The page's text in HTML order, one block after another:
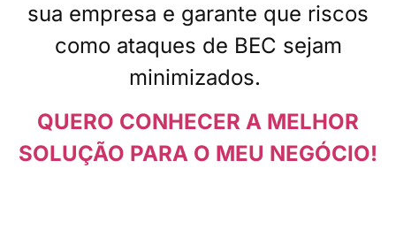
sua empresa e garante que riscos
como ataques de BEC sejam
minimizados.
QUERO CONHECER A MELHOR
SOLUÇÃO PARA O MEU NEGÓCIO!